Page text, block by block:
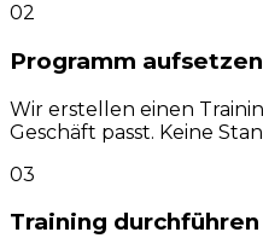
02
Programm aufsetzen
Wir erstellen einen
Geschäft passt. Keine
03
Training durchführen